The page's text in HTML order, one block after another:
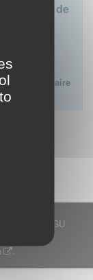
de
médecin
disciplinaire
CGU
.